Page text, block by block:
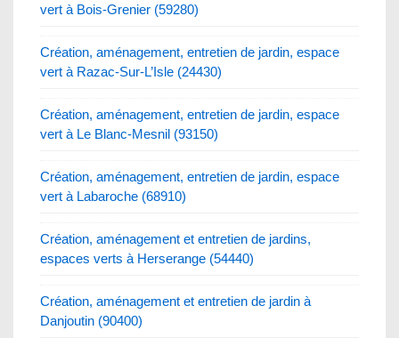
vert à Bois-Grenier (59280)
Création, aménagement, entretien de jardin, espace
vert à Razac-Sur-L’Isle (24430)
Création, aménagement, entretien de jardin, espace
vert à Le Blanc-Mesnil (93150)
Création, aménagement, entretien de jardin, espace
vert à Labaroche (68910)
Création, aménagement et entretien de jardins,
espaces verts à Herserange (54440)
Création, aménagement et entretien de jardin à
Danjoutin (90400)